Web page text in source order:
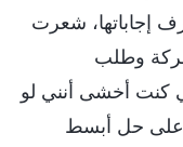
إجاباتها، شعرت
وطلب
كنت أخشى أنني لو
على حل أبسط